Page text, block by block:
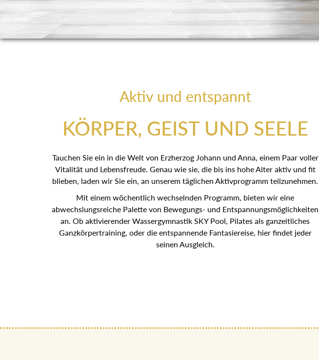
Aktiv und entspannt
KÖRPER, GEIST UND SEELE
Tauchen Sie ein in die Welt von Erzherzog Johann und Anna, einem Paar voller
Vitalität und Lebensfreude. Genau wie sie, die bis ins hohe Alter aktiv und fit
blieben, laden wir Sie ein, an unserem täglichen Aktivprogramm teilzunehmen.
Mit einem wöchentlich wechselnden Programm, bieten wir eine
abwechslungsreiche Palette von Bewegungs- und Entspannungsmöglichkeiten
an. Ob aktivierender Wassergymnastik SKY Pool, Pilates als ganzeitliches
Ganzkörpertraining, oder die entspannende Fantasiereise, hier findet jeder
seinen Ausgleich.